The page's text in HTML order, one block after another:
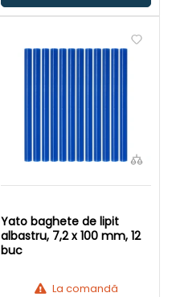
Yato baghete de lipit
albastru, 7,2 x 100 mm, 12
buc
La comandă